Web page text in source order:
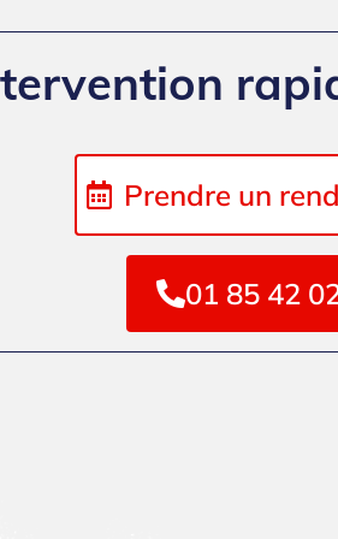
Prendre un
01 85 42